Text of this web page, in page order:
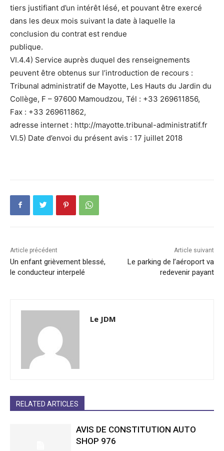
tiers justifiant d’un intérêt lésé, et pouvant être exercé
dans les deux mois suivant la date à laquelle la
conclusion du contrat est rendue
publique.
VI.4.4) Service auprès duquel des renseignements
peuvent être obtenus sur l’introduction de recours :
Tribunal administratif de Mayotte, Les Hauts du Jardin du
Collège, F – 97600 Mamoudzou, Tél : +33 269611856,
Fax : +33 269611862,
adresse internet : http://mayotte.tribunal-administratif.fr
VI.5) Date d’envoi du présent avis : 17 juillet 2018
Article précédent
Un enfant grièvement blessé,
le conducteur interpelé
Article suivant
Le parking de l’aéroport va
redevenir payant
Le JDM
RELATED ARTICLES
AVIS DE CONSTITUTION AUTO
SHOP 976